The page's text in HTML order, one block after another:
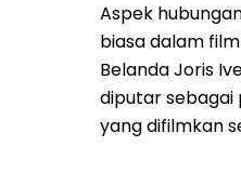
Aspek
biasa dalam
Belanda Joris
diputar
yang difilmkan